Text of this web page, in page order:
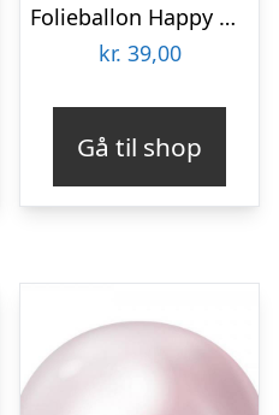
Folieballon Happy Birthday True Blue
kr. 39,00
Gå til shop